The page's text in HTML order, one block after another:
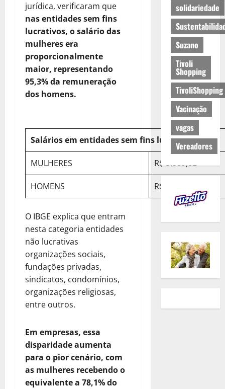
jurídica, verificaram que
nas entidades sem fins
lucrativos, o salário das
mulheres era
proporcionalmente
maior, representando
95,3% da remuneração
dos homens.
Salários em entidades sem fins lucrativos:
MULHERES R$ 3.589,82
HOMENS R$ 3.768,81
O IBGE explica que entram
nesta categoria entidades
não lucrativas
organizações sociais,
fundações privadas,
sindicatos, condomínios,
organizações religiosas,
entre outros.
Em empresas, essa
disparidade aumenta
para o pior cenário, com
as mulheres recebendo o
equivalente a 78,1% do
solidariedade
Suzano
Tivoli
Shopping
TivoliShopping
Vacinação
vagas
Vereadores